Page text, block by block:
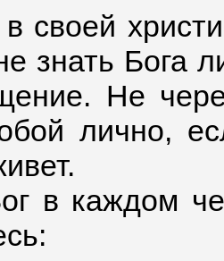
своей
знать Бога
Не
лично,
в каждом